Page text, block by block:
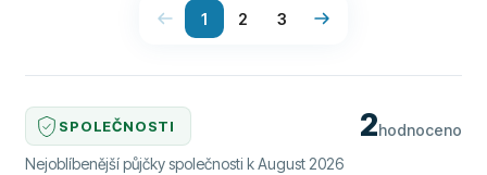
klasické, americké či flexibilní
trvá oddlužení 3 roky * Alternativy:
1 2 3
SPOLEČNOSTI 2hodnoceno
Nejoblíbenější půjčky společnosti k August 2026